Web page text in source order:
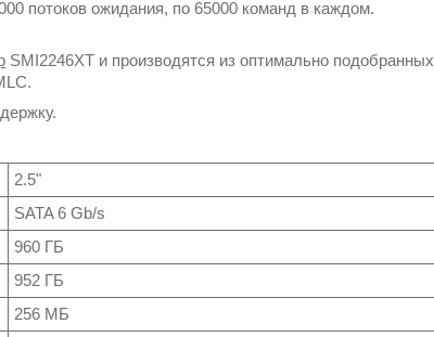
потоков ожидания, по 65000 команд в каждом.
SMI2246XT и производятся из оптимально подобранных
2.5"
SATA 6 Gb/s
960 ГБ
952 ГБ
256 МБ